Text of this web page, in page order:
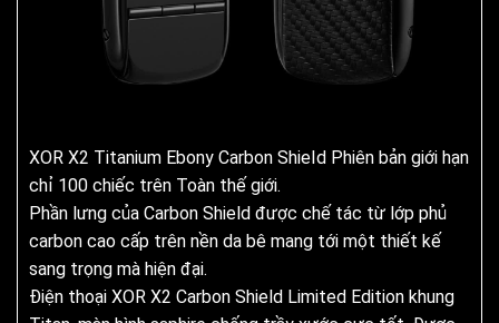
XOR X2 Titanium Ebony Carbon ShieId Phiên bản giới hạn
chỉ 100 chiếc trên Toàn thế giới.
Phần lưng của Carbon Shield được chế tác từ lớp phủ
carbon cao cấp trên nền da bê mang tới một thiết kế
sang trọng mà hiện đại.
Điện thoại XOR X2 Carbon Shield Limited Edition khung